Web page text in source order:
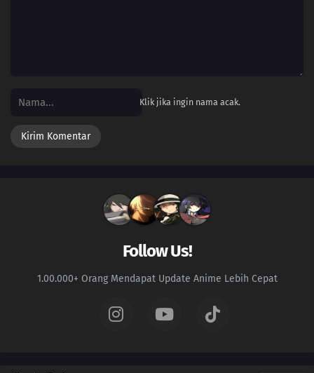
Klik jika ingin nama acak.
Follow Us!
1.00.000+ Orang Mendapat Update Anime Lebih Cepat